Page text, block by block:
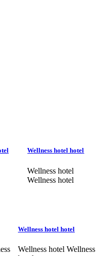
Wellness hotel hotel
Wellness hotel
Wellness hotel
Wellness hotel hotel
Wellness hotel Wellness